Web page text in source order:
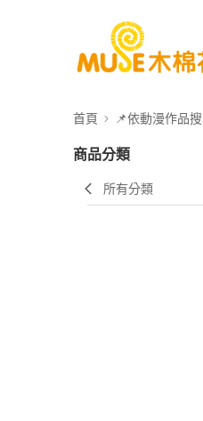
首頁 📌依動漫作品
商品分類
所有分類